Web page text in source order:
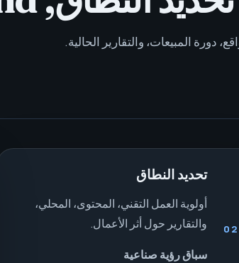
دورة المبيعات، والتقارير الحالية.
02
تحديد النطاق
أولوية العمل التقني، المحتوى، المحلي،
والتقارير حول أثر الأعمال.
سباق رؤية صناعية